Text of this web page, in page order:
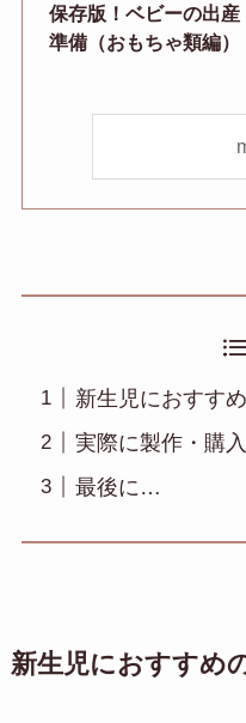
保存版！ベビーの出産
準備（おもちゃ類編）
新生児におすす
実際に製作・購
最後に…
新生児におすすめ